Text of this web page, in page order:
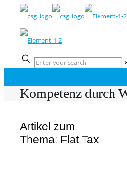
Kompetenz durch
Artikel zum
Thema: Flat Tax